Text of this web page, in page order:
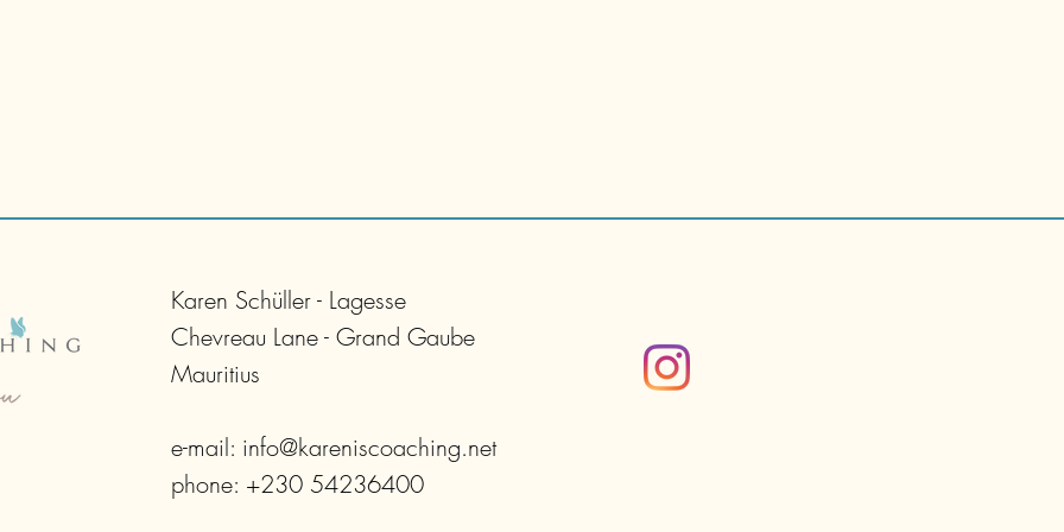
Karen Schüller - Lagesse
Chevreau Lane - Grand Gaube
Mauritius
e-mail: info@kareniscoaching.net
phone: +230 54236400